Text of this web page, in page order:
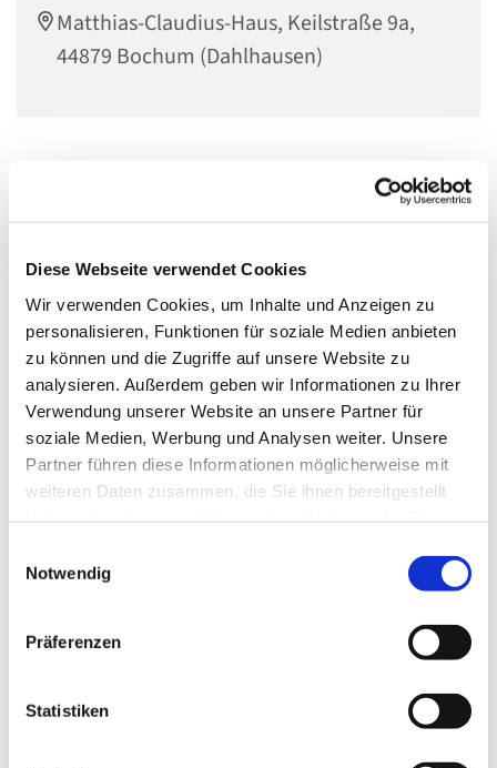
Diese Webseite verwendet Cookies
Wir verwenden Cookies, um Inhalte und Anzeigen zu
personalisieren, Funktionen für soziale Medien anbieten
zu können und die Zugriffe auf unsere Website zu
analysieren. Außerdem geben wir Informationen zu Ihrer
Verwendung unserer Website an unsere Partner für
soziale Medien, Werbung und Analysen weiter. Unsere
Partner führen diese Informationen möglicherweise mit
weiteren Daten zusammen, die Sie ihnen bereitgestellt
Notwendig
Präferenzen
Statistiken
Matthias-Claudius-Haus, Keilstraße 9a,
44879 Bochum (Dahlhausen)
Dies könnte Sie auch interessieren